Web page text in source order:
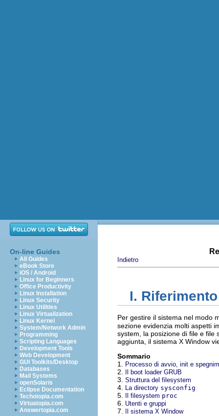
On-line Guides
All Guides
eBook Store
iOS / Android
Linux for Beginners
Office Productivity
Linux Installation
Linux Security
Linux Utilities
Linux Virtualization
Linux Kernel
System/Network Admin
Programming
Scripting Languages
Development Tools
Web Development
GUI Toolkits/Desktop
Databases
Mail Systems
openSolaris
Eclipse Documentation
Techotopia.com
Virtuatopia.com
Answertopia.com
Indietro
I.
Per gestire il sistema nel modo
sezione evidenzia molti aspetti
system, la posizione di file e file
aggiunta, il sistema X Window
Sommario
1.
Processo di avvio, init e
2. Il boot loader GRUB
3. Struttura del filesystem
4. La directory sysconfig
5. Il filesystem proc
6. Utenti e gruppi
7. Il sistema X Window